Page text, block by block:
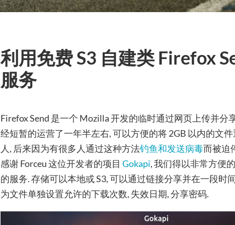
利用免费 S3 自建类 Firefox
服务
Firefox Send 是一个 Mozilla 开发的临时通过网页上传并分
经短暂的运营了一年半左右, 可以方便的将 2GB 以内的文
人, 后来因为有很多人通过这种方法钓鱼和发送病毒而被迫
感谢 Forceu 这位开发者的项目 Gokapi, 我们得以非常方便
的服务. 存储可以本地或 S3, 可以通过链接分享并在一段时
为文件单独设置允许的下载次数, 失效日期, 分享密码.